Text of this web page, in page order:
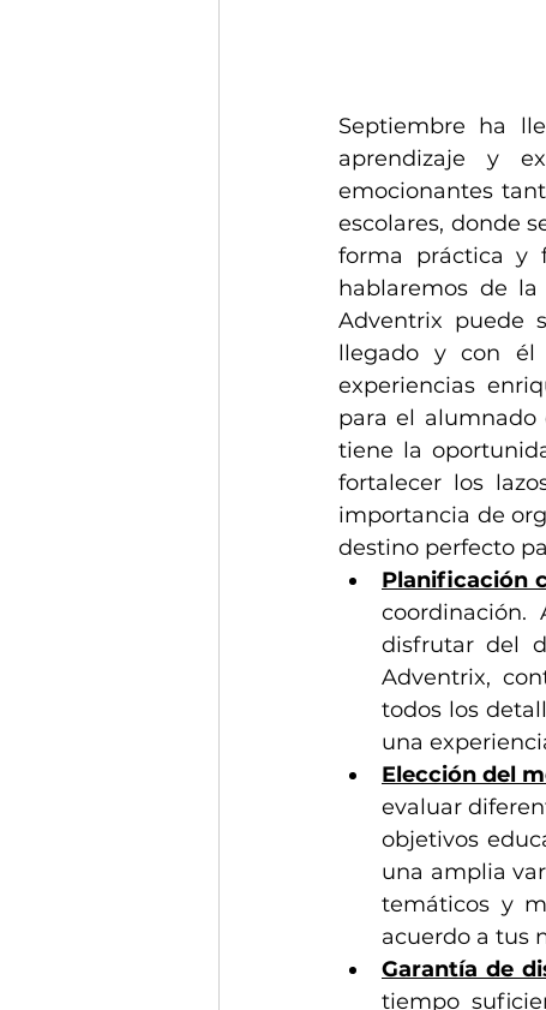
Septiembre ha
aprendizaje y
emocionantes
escolares, donde
forma práctica y
hablaremos de
Adventrix puede
llegado y con él
experiencias
para el alumnado
tiene la
fortalecer los
importancia de
destino perfecto
Planificación
coordinación.
disfrutar del
Adventrix,
todos los
una
Elección del
evaluar
objetivos
una amplia
temáticos y
acuerdo a tus
Garantía de
tiempo